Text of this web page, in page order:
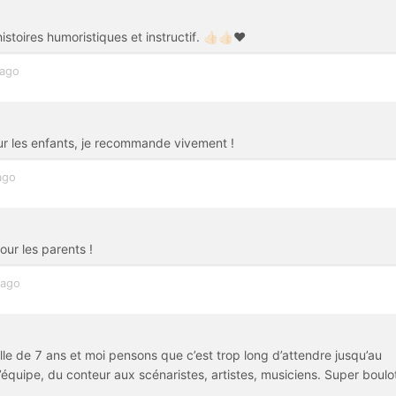
humoristiques et instructif. 👍🏻👍🏻❤️
les enfants, je recommande vivement !
les parents !
de 7 ans et moi pensons que c’est trop long d’attendre jusqu’au
du conteur aux scénaristes, artistes, musiciens. Super